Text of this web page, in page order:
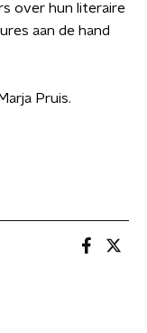
over hun literaire
aan de hand
Pruis.